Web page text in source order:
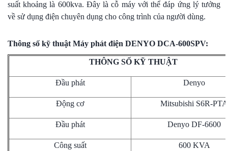
suất khoảng là 600kva. Đây là cỗ máy với thể đáp ứng lý tưởng
về sử dụng điện chuyên dụng cho công trình của người dùng.
Thông số kỹ thuật Máy phát điện DENYO DCA-600SPV:
THÔNG SỐ KỸ THUẬT
Đầu phát Denyo
Động cơ Mitsubishi S6R-PTA
Đầu phát Denyo DF-6600
Công suất 600 KVA